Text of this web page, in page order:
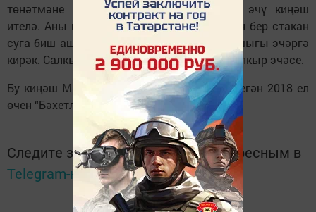
төнәтмәне кышкы айларда берничә ай эчү киңәш
ителә. Аны иртән ач карынга, олылар өчен бер стакан
суга биш аш кашыгы, балаларга өч аш кашыгы эчәргә
кирәк. Салкын тигән вакытта көнгә өчәр тапкыр эчәсе.
Бу киңәш Мәхмүт хәзрәт Шәрәфетдин төзегән 2018 ел
өчен “Бәхетлеләр календаре”ннан алынды
Следите за самым важным и интересным в
Telegram-каналеТатмедиа